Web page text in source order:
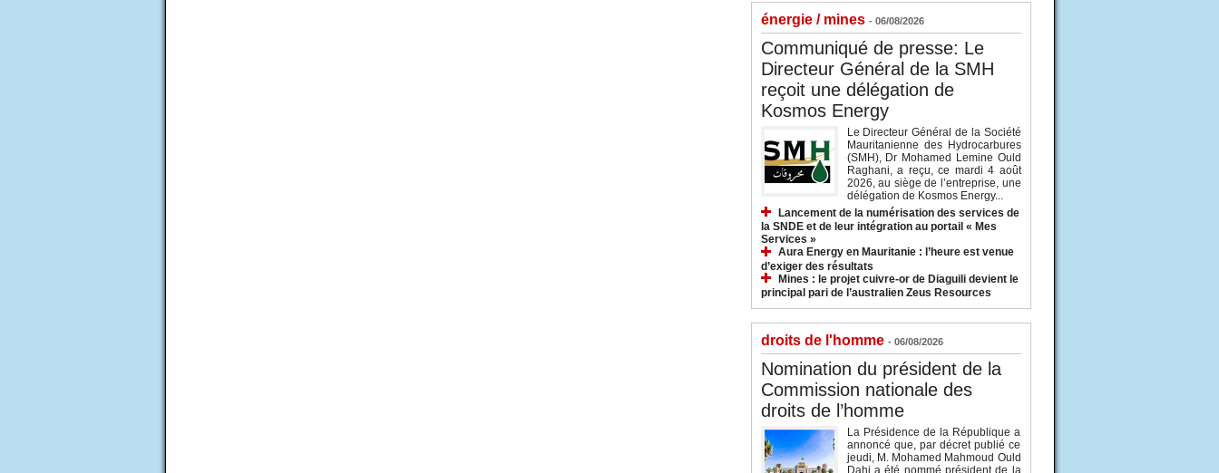
énergie / mines - 06/08/2026
Communiqué de presse: Le
Directeur Général de la SMH
reçoit une délégation de
Kosmos Energy
Le Directeur Général de la Société
Mauritanienne des Hydrocarbures
(SMH), Dr Mohamed Lemine Ould
Raghani, a reçu, ce mardi 4 août
2026, au siège de l’entreprise, une
délégation de Kosmos Energy...
Lancement de la numérisation des services de
la SNDE et de leur intégration au portail « Mes
Services »
Aura Energy en Mauritanie : l’heure est venue
d’exiger des résultats
Mines : le projet cuivre-or de Diaguili devient le
principal pari de l’australien Zeus Resources
droits de l'homme - 06/08/2026
Nomination du président de la
Commission nationale des
droits de l’homme
La Présidence de la République a
annoncé que, par décret publié ce
jeudi, M. Mohamed Mahmoud Ould
Dahi a été nommé président de la